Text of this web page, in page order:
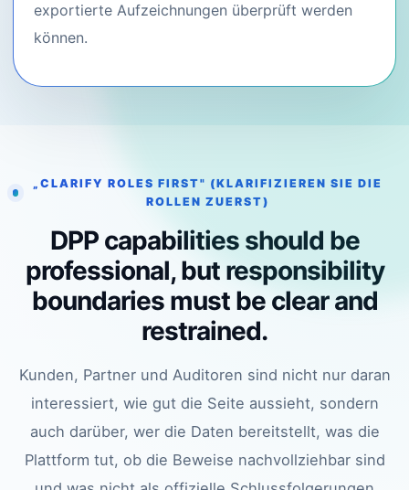
exportierte Aufzeichnungen überprüft werden
können.
„CLARIFY ROLES FIRST" (KLARIFIZIEREN SIE DIE
ROLLEN ZUERST)
DPP capabilities should be
professional, but responsibility
boundaries must be clear and
restrained.
Kunden, Partner und Auditoren sind nicht nur daran
interessiert, wie gut die Seite aussieht, sondern
auch darüber, wer die Daten bereitstellt, was die
Plattform tut, ob die Beweise nachvollziehbar sind